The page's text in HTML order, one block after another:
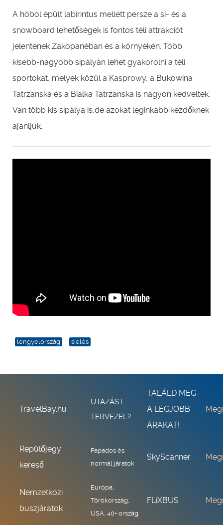
A hóból épült labirintus mellett persze a sí- és a
snowboard lehetőségek is fontos téli attrakciót
jelentenek Zakopanéban és a környékén. Több
kisebb-nagyobb sípályán lehet gyakorolni a téli
sportokat, melyek közül a Kasprowy, a Bukowina
Tatrzanska és a Bialka Tatrzanska is nagyon kedveltek.
Van több kis sípálya is,de azokat leginkább kezdőknek
ajánljuk.
lengyelország síelés
TravelBay.hu
UTAZÁST
TERVEZEL?
TALÁLD MEG
A LEGJOBB
ÁRAKAT!
Repülőjegy
kereső
Fapados és
normál járatok
SkyScanner
Nemzetközi
buszjáratok
Európa,
Törökország,
USA, 40+ ország
FLiXBUS